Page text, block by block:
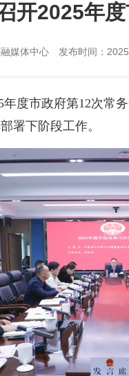
开2025年
媒体中心 发布时间：
度市政府第12次
署下阶段工作。